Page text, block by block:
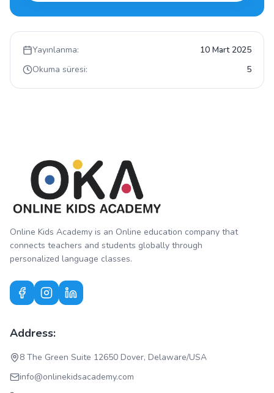
Yayınlanma:
10 Mart 2025
Okuma süresi:
5
Online Kids Academy is an Online education company that
connects teachers and students globally through
personalized language classes.
Address:
8 The Green Suite 12650 Dover, Delaware/USA
info@onlinekidsacademy.com